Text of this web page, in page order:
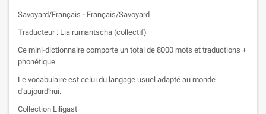
Savoyard/Français - Français/Savoyard
Traducteur : Lia rumantscha (collectif)
Ce mini-dictionnaire comporte un total de 8000 mots et traductions +
phonétique.
Le vocabulaire est celui du langage usuel adapté au monde
d'aujourd'hui.
Collection Liligast